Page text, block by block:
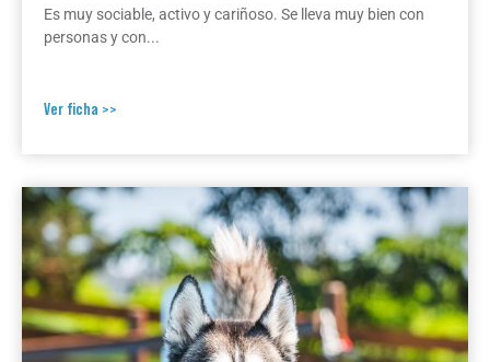
Es muy sociable, activo y cariñoso. Se lleva muy bien con
personas y con...
Ver ficha >>